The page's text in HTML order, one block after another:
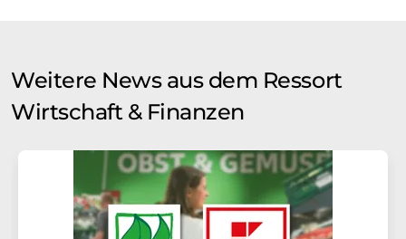
Weitere News aus dem Ressort
Wirtschaft & Finanzen